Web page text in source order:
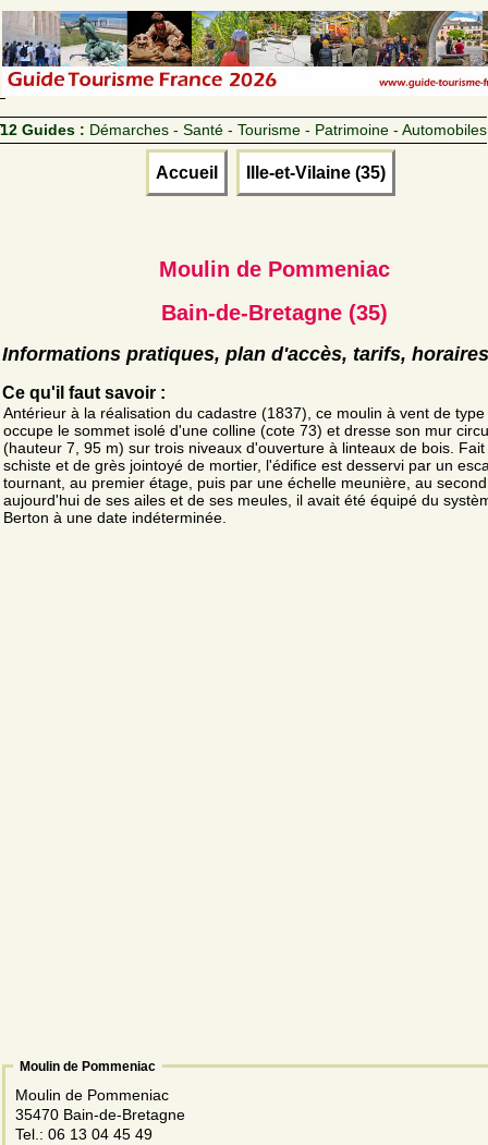
12 Guides : Démarches - Santé - Tourisme - Patrimoine - Automobiles
Accueil Ille-et-Vilaine (35)
Moulin de Pommeniac
Bain-de-Bretagne (35)
Informations pratiques, plan d'accès, tarifs, horaires
Ce qu'il faut savoir :
Antérieur à la réalisation du cadastre (1837), ce moulin à vent de
occupe le sommet isolé d'une colline (cote 73) et dresse son mur
(hauteur 7, 95 m) sur trois niveaux d'ouverture à linteaux de bois. Fait
schiste et de grès jointoyé de mortier, l'édifice est desservi par un
tournant, au premier étage, puis par une échelle meunière, au
aujourd'hui de ses ailes et de ses meules, il avait été équipé du
Berton à une date indéterminée.
Moulin de Pommeniac
Moulin de Pommeniac
35470 Bain-de-Bretagne
Tel.: 06 13 04 45 49